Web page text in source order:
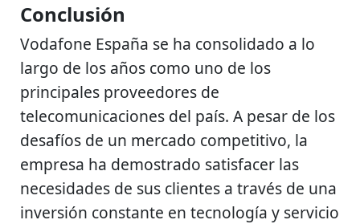
Conclusión
Vodafone España se ha consolidado a lo
largo de los años como uno de los
principales proveedores de
telecomunicaciones del país. A pesar de los
desafíos de un mercado competitivo, la
empresa ha demostrado satisfacer las
necesidades de sus clientes a través de una
inversión constante en tecnología y servicio